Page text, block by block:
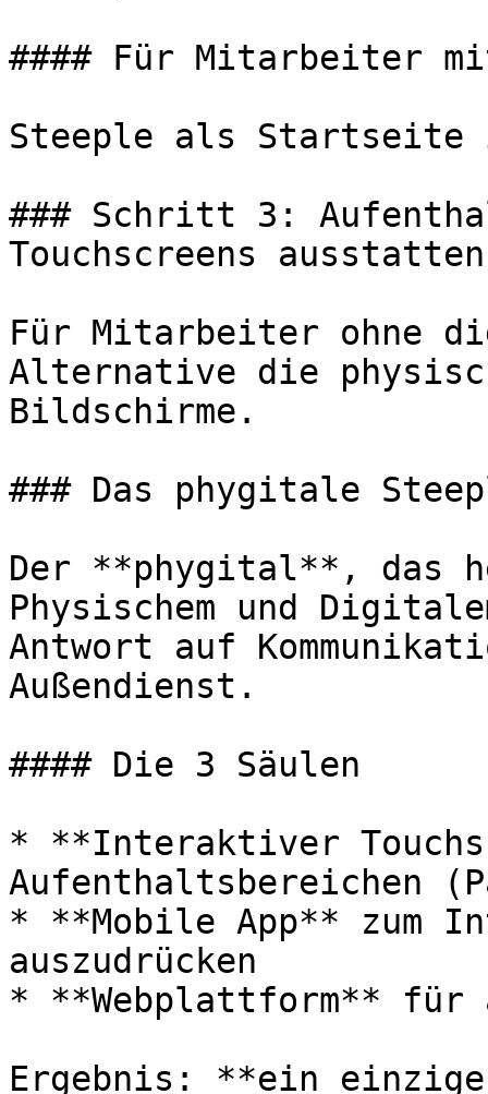
#### Für Mitarbeiter
Steeple als Startseite
### Schritt 3:
Touchscreens ausstatten
Für Mitarbeiter ohne
Alternative die
Bildschirme.
### Das phygitale
Der **phygital**, das
Physischem und
Antwort auf
Außendienst.
#### Die 3 Säulen
* **Interaktiver
Aufenthaltsbereichen
* **Mobile App** zum
auszudrücken
* **Webplattform** für
Ergebnis: **ein